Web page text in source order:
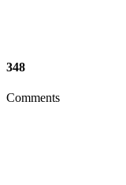
348
Comments